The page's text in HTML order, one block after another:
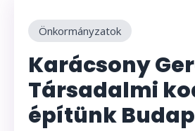
Önkormányzatok
Karácsony
Társadalmi
építünk